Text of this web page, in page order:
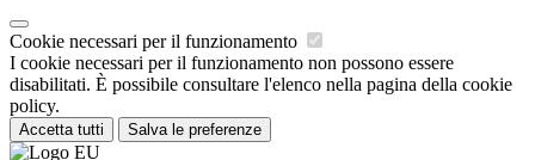
Cookie necessari per il funzionamento
I cookie necessari per il funzionamento non possono essere
disabilitati. È possibile consultare l'elenco nella pagina della cookie
policy.
Accetta tutti Salva le preferenze